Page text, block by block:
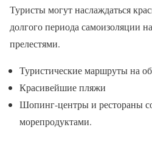
Туристы могут наслаждаться
долгого периода самоизоляции
прелестями.
Туристические маршруты на
Красивейшие пляжи
Шопинг-центры и рестораны
морепродуктами.